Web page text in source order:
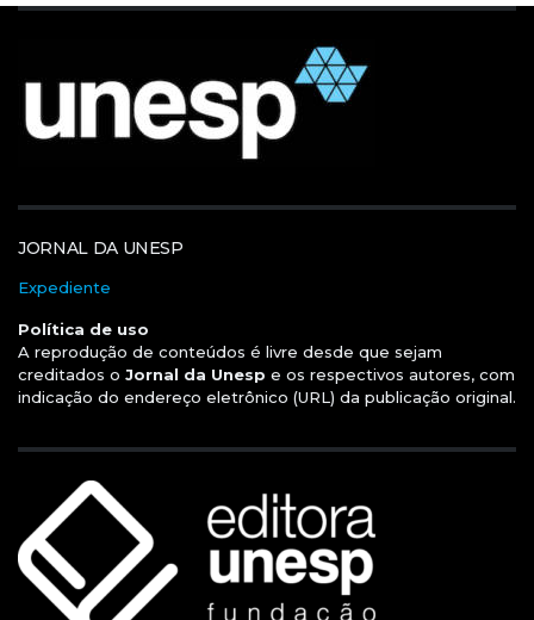
JORNAL DA UNESP
Expediente
Política de uso
A reprodução de conteúdos é livre desde que sejam
creditados o Jornal da Unesp e os respectivos autores, com
indicação do endereço eletrônico (URL) da publicação original.